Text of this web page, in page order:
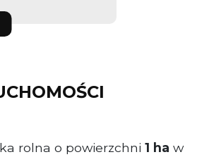
rolna o powierzchni 1 ha w